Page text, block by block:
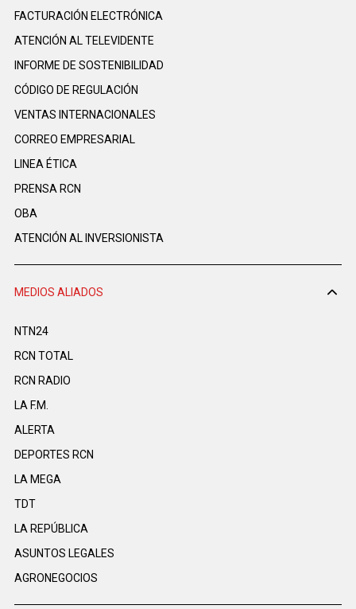
FACTURACIÓN ELECTRÓNICA
ATENCIÓN AL TELEVIDENTE
INFORME DE SOSTENIBILIDAD
CÓDIGO DE REGULACIÓN
VENTAS INTERNACIONALES
CORREO EMPRESARIAL
LINEA ÉTICA
PRENSA RCN
OBA
ATENCIÓN AL INVERSIONISTA
MEDIOS ALIADOS
NTN24
RCN TOTAL
RCN RADIO
LA F.M.
ALERTA
DEPORTES RCN
LA MEGA
TDT
LA REPÚBLICA
ASUNTOS LEGALES
AGRONEGOCIOS